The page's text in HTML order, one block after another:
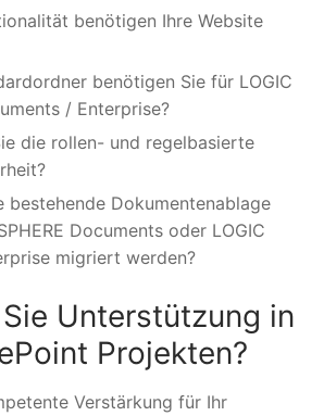
benötigen Ihre Website
benötigen Sie für LOGIC
/ Enterprise?
die rollen- und regelbasierte
bestehende Dokumentenablage
Documents oder LOGIC
migriert werden?
Unterstützung in
Projekten?
Verstärkung für Ihr